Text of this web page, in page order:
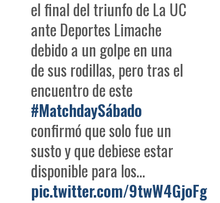
el final del triunfo de La UC
ante Deportes Limache
debido a un golpe en una
de sus rodillas, pero tras el
encuentro de este
#MatchdaySábado
confirmó que solo fue un
susto y que debiese estar
disponible para los…
pic.twitter.com/9twW4GjoFg